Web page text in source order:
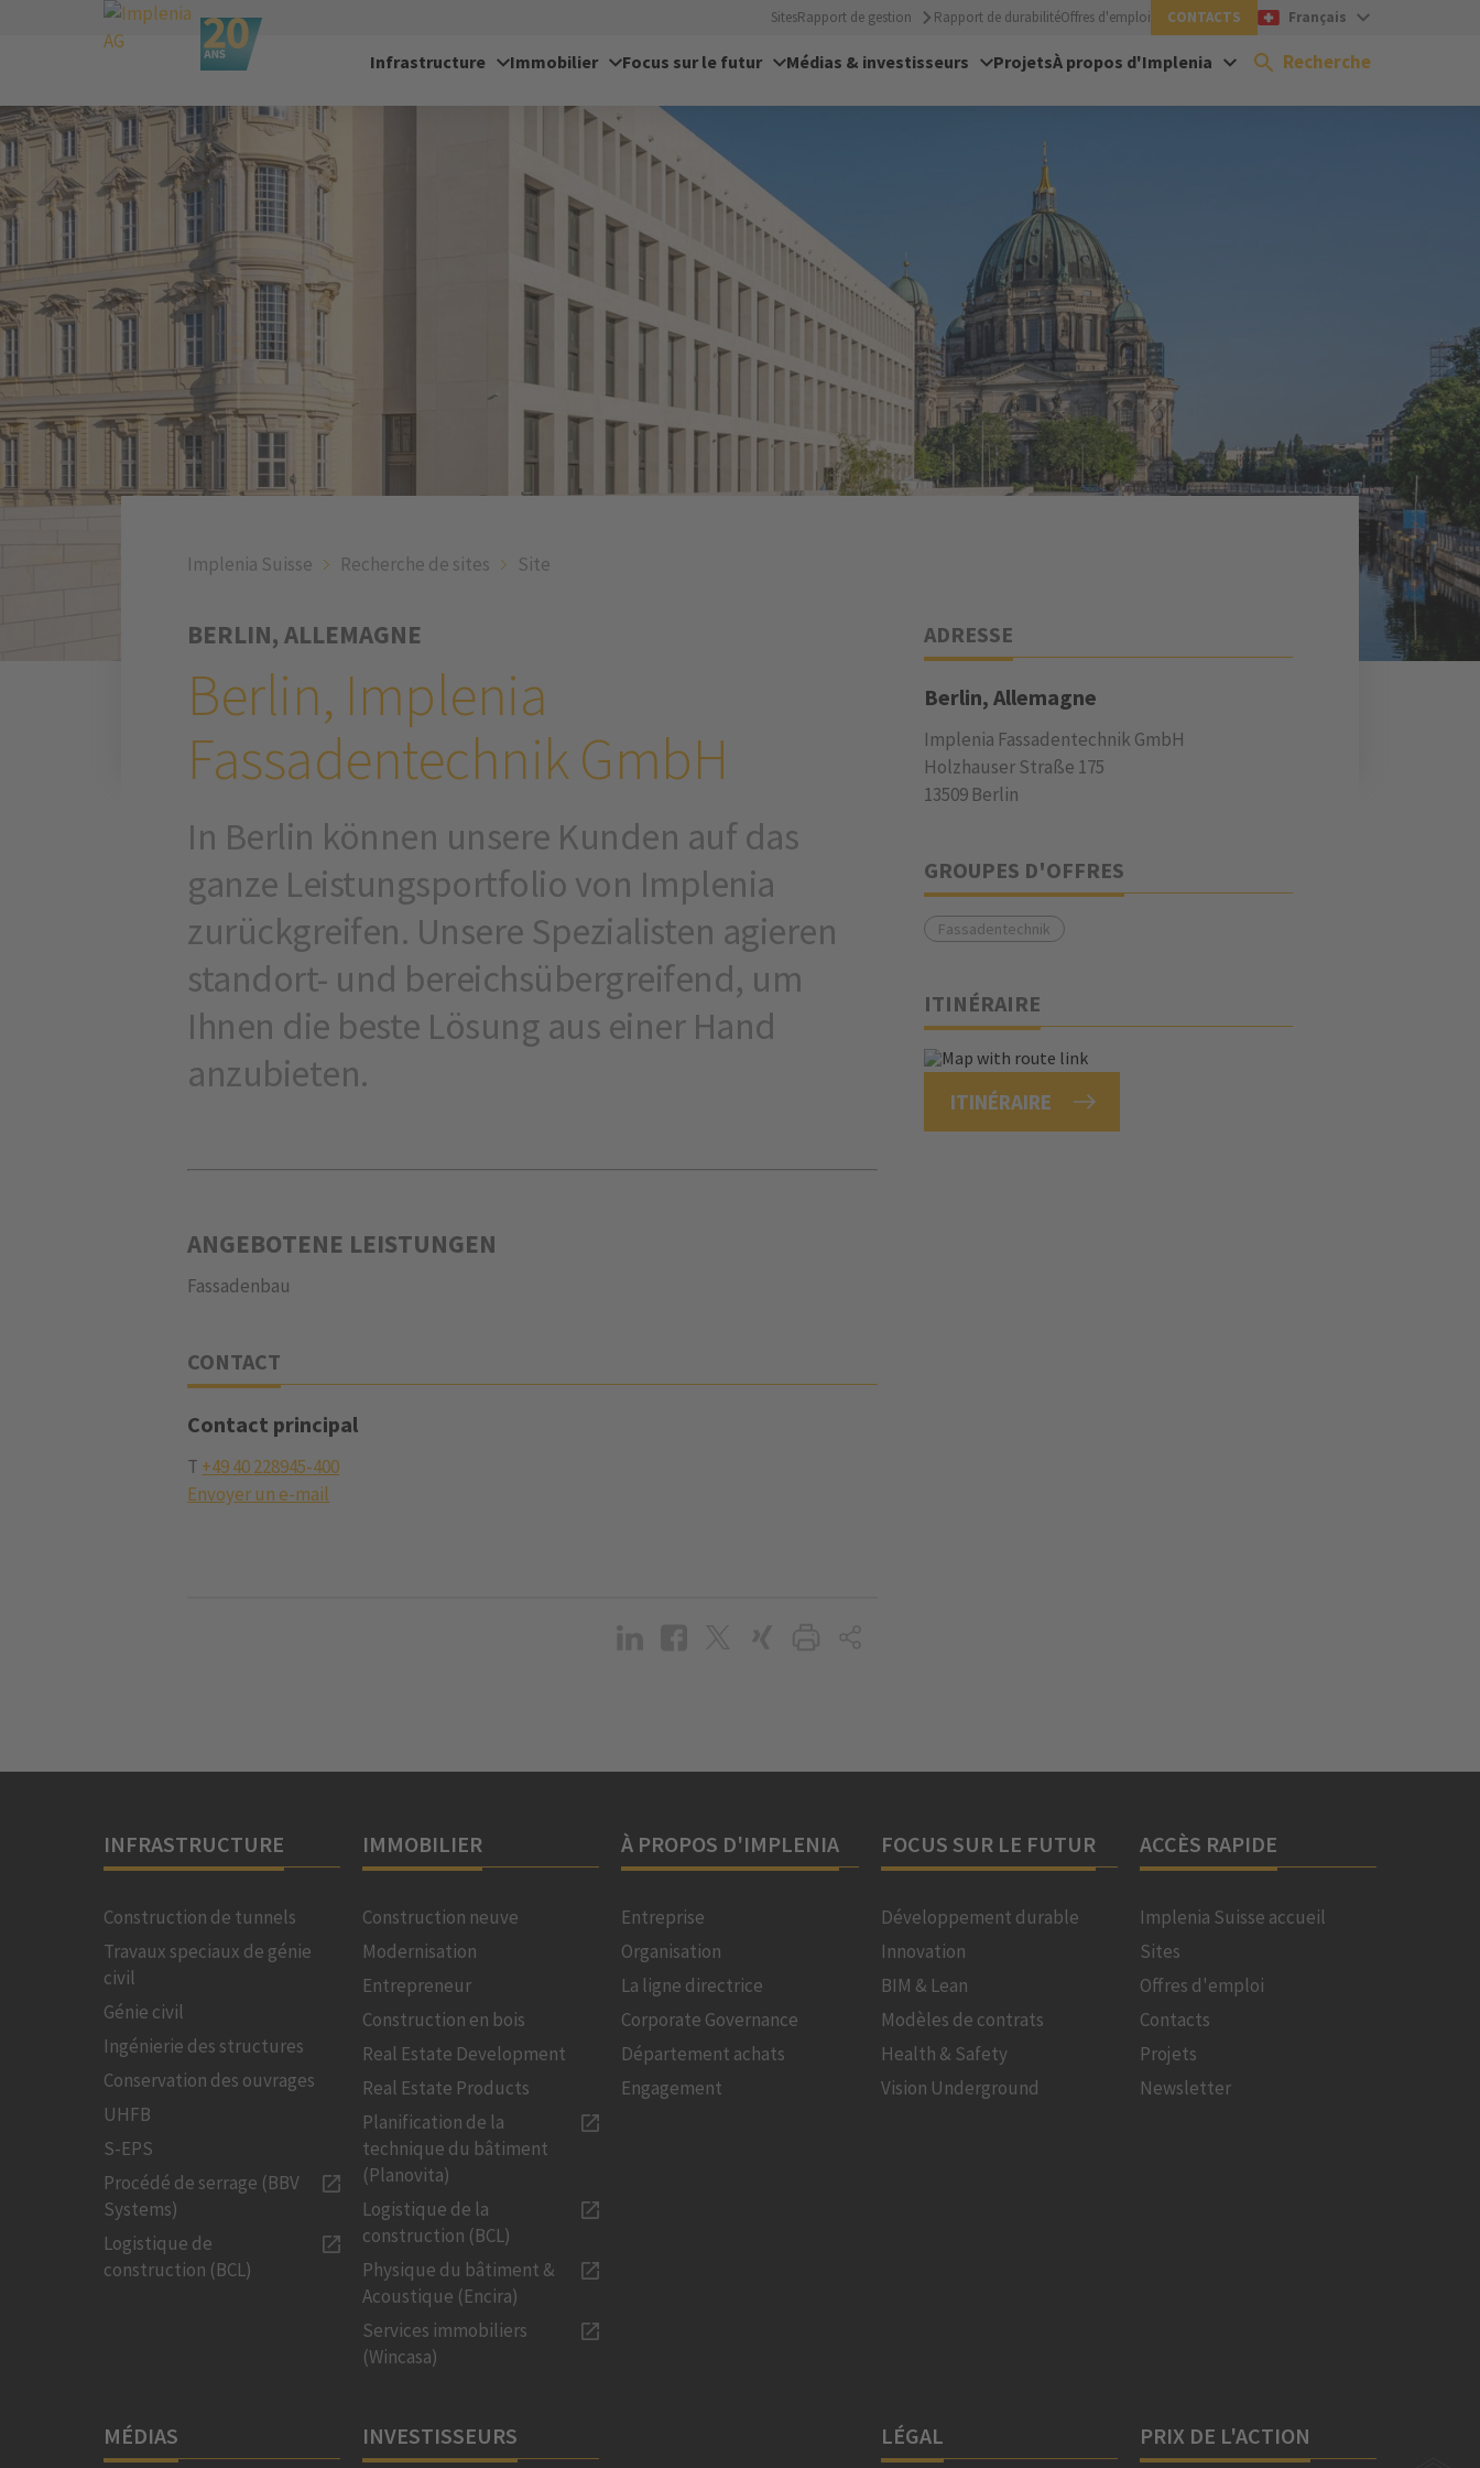
SitesRapport de gestion Rapport de durabilitéOffres d'emploi CONTACTS Français
Infrastructure Immobilier Focus sur le futur Médias & investisseurs ProjetsÀ propos d'Implenia Recherche
Implenia Suisse Recherche de sites Site
BERLIN, ALLEMAGNE
Berlin, Implenia
Fassadentechnik GmbH
In Berlin können unsere Kunden auf das
ganze Leistungsportfolio von Implenia
zurückgreifen. Unsere Spezialisten agieren
standort- und bereichsübergreifend, um
Ihnen die beste Lösung aus einer Hand
anzubieten.
ANGEBOTENE LEISTUNGEN
Fassadenbau
CONTACT
Contact principal
T +49 40 228945-400
Envoyer un e-mail
ADRESSE
Berlin, Allemagne
Implenia Fassadentechnik GmbH
Holzhauser Straße 175
13509 Berlin
GROUPES D'OFFRES
Fassadentechnik
ITINÉRAIRE
ITINÉRAIRE
INFRASTRUCTURE
Construction de tunnels
Travaux speciaux de génie
civil
Génie civil
Ingénierie des structures
Conservation des ouvrages
UHFB
S-EPS
Procédé de serrage (BBV
Systems)
Logistique de
construction (BCL)
IMMOBILIER
Construction neuve
Modernisation
Entrepreneur
Construction en bois
Real Estate Development
Real Estate Products
Planification de la
technique du bâtiment
(Planovita)
Logistique de la
construction (BCL)
Physique du bâtiment &
Acoustique (Encira)
Services immobiliers
(Wincasa)
À PROPOS D'IMPLENIA
Entreprise
Organisation
La ligne directrice
Corporate Governance
Département achats
Engagement
FOCUS SUR LE FUTUR
Développement durable
Innovation
BIM & Lean
Modèles de contrats
Health & Safety
Vision Underground
ACCÈS RAPIDE
Implenia Suisse accueil
Sites
Offres d'emploi
Contacts
Projets
Newsletter
MÉDIAS INVESTISSEURS LÉGAL PRIX DE L'ACTION